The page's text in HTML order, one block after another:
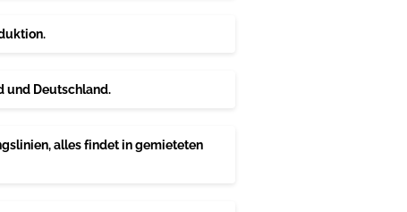
und Deutschland.
alles findet in gemieteten